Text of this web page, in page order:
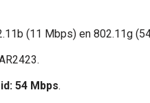
(11 Mbps) en 802.11g
54 Mbps.